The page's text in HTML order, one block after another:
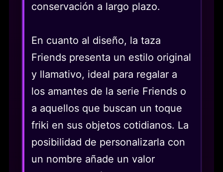
conservación a largo plazo.
En cuanto al diseño, la taza
Friends presenta un estilo original
y llamativo, ideal para regalar a
los amantes de la serie Friends o
a aquellos que buscan un toque
friki en sus objetos cotidianos. La
posibilidad de personalizarla con
un nombre añade un valor